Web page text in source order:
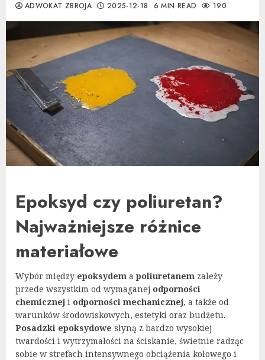
ADWOKAT ZBROJA 2025-12-18 6 MIN READ 190
Epoksyd czy poliuretan?
Najważniejsze różnice
materiałowe
Wybór między epoksydem a poliuretanem zależy
przede wszystkim od wymaganej odporności
chemicznej i odporności mechanicznej, a także od
warunków środowiskowych, estetyki oraz budżetu.
Posadzki epoksydowe słyną z bardzo wysokiej
twardości i wytrzymałości na ściskanie, świetnie radząc
sobie w strefach intensywnego obciążenia kołowego i